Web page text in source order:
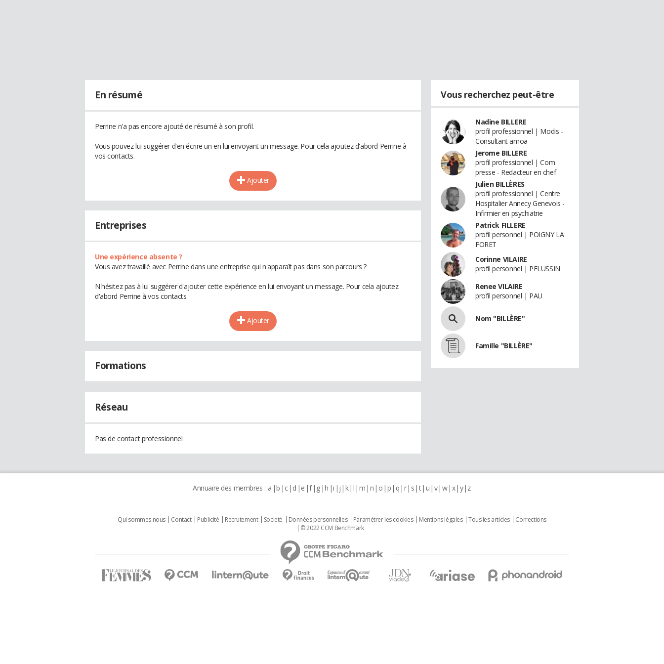
En résumé
Perrine n'a pas encore ajouté de résumé à son profil.
Vous pouvez lui suggérer d'en écrire un en lui envoyant un message. Pour cela ajoutez d'abord Perrine à
vos contacts.
Ajouter
Entreprises
Une expérience absente ?
Vous avez travaillé avec Perrine dans une entreprise qui n'apparaît pas dans son parcours ?
N'hésitez pas à lui suggérer d'ajouter cette expérience en lui envoyant un message. Pour cela ajoutez
d'abord Perrine à vos contacts.
Ajouter
Formations
Réseau
Pas de contact professionnel
Vous recherchez peut-être
Nadine BILLERE
profil professionnel | Modis -
Consultant amoa
Jerome BILLERE
profil professionnel | Com
presse - Redacteur en chef
Julien BILLÈRES
profil professionnel | Centre
Hospitalier Annecy Genevois -
Infirmier en psychiatrie
Patrick FILLERE
profil personnel | POIGNY LA
FORET
Corinne VILAIRE
profil personnel | PELUSSIN
Renee VILAIRE
profil personnel | PAU
Nom "BILLÈRE"
Famille "BILLÈRE"
Annuaire des membres : a b c d e f g h i j k l m n o p q r s t u v w x y z
Qui sommes nous Contact Publicité Recrutement Societé Données personnelles Paramétrer les cookies Mentions légales Tous les articles
Corrections
© 2022 CCM Benchmark